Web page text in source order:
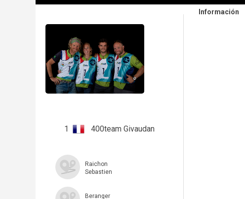
1 400team Givaudan
Raichon
Sebastien
Beranger
Información